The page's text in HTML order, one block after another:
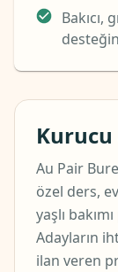
Bakıcı,
Kurucu
Au Pair
özel ders,
yaşlı
Adayların
ilan veren